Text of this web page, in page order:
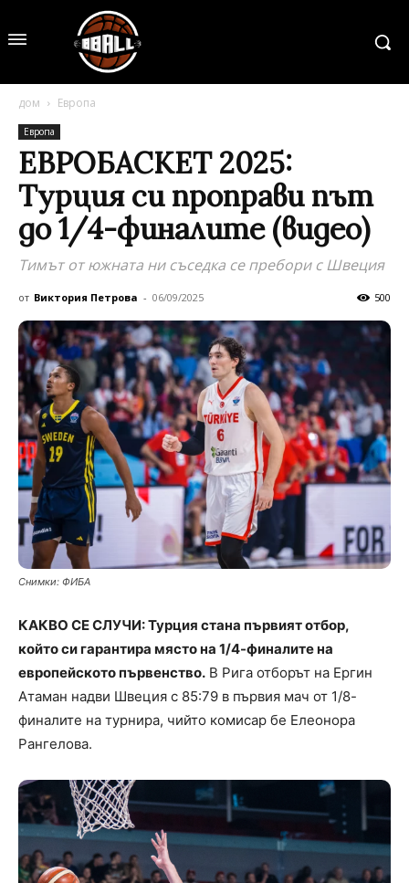
дом Европа
Европа
ЕВРОБАСКЕТ 2025:
Турция си проправи път
до 1/4-финалите (видео)
Тимът от южната ни съседка се пребори с Швеция
от Виктория Петрова - 06/09/2025 500
Снимки: ФИБА
КАКВО СЕ СЛУЧИ: Турция стана първият отбор,
който си гарантира място на 1/4-финалите на
европейското първенство. В Рига отборът на Ергин
Атаман надви Швеция с 85:79 в първия мач от 1/8-
финалите на турнира, чийто комисар бе Елеонора
Рангелова.